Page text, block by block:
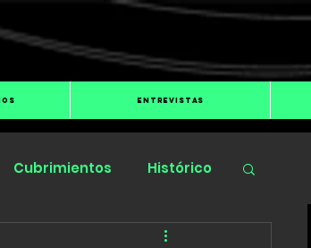
ENTREVISTAS
Cubrimientos Histórico